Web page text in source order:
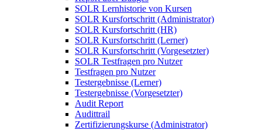
SOLR Lernhistorie von Kursen
SOLR Kursfortschritt (Administrator)
SOLR Kursfortschritt (HR)
SOLR Kursfortschritt (Lerner)
SOLR Kursfortschritt (Vorgesetzter)
SOLR Testfragen pro Nutzer
Testfragen pro Nutzer
Testergebnisse (Lerner)
Testergebnisse (Vorgesetzter)
Audit Report
Audittrail
Zertifizierungskurse (Administrator)